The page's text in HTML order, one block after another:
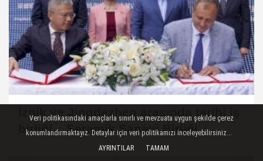
İznik ve Jingdezhen arasında tarihi iş
birliği... Seramik Sanayi Birliği
İstanbul’da imzalandı
Veri politikasındaki amaçlarla sınırlı ve mevzuata uygun şekilde çerez
konumlandırmaktayız. Detaylar için veri politikamızı inceleyebilirsiniz...
AYRINTILAR
TAMAM